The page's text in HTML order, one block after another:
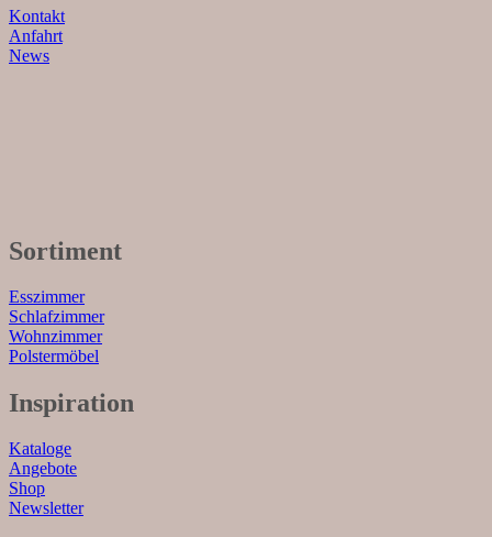
Kontakt
Anfahrt
News
Sortiment
Esszimmer
Schlafzimmer
Wohnzimmer
Polstermöbel
Inspiration
Kataloge
Angebote
Shop
Newsletter